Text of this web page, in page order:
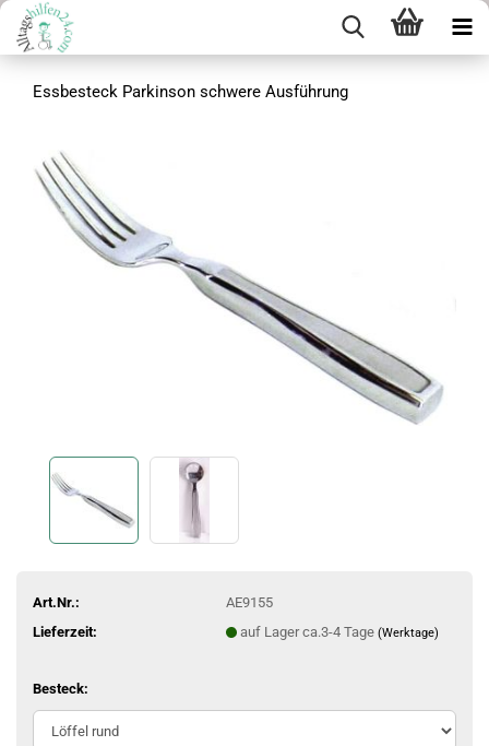
Essbesteck Parkinson schwere Ausführung
Art.Nr.:
AE9155
Lieferzeit:
auf Lager ca.3-4 Tage (Werktage)
Besteck: